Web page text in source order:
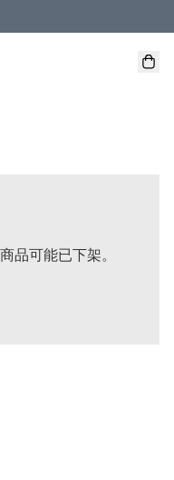
地送貨、本地取貨 )
品可能已下架。